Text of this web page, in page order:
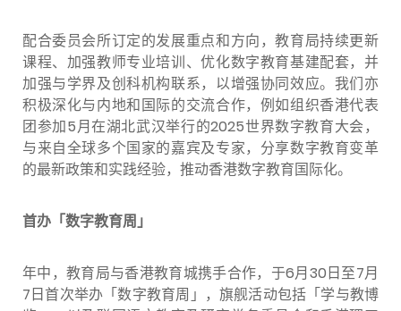
配合委员会所订定的发展重点和方向，教育局持续更新
课程、加强教师专业培训、优化数字教育基建配套，并
加强与学界及创科机构联系，以增强协同效应。我们亦
积极深化与内地和国际的交流合作，例如组织香港代表
团参加5月在湖北武汉举行的2025世界数字教育大会，
与来自全球多个国家的嘉宾及专家，分享数字教育变革
的最新政策和实践经验，推动香港数字教育国际化。
首办「数字教育周」
年中，教育局与香港教育城携手合作，于6月30日至7月
7日首次举办「数字教育周」，旗舰活动包括「学与教博